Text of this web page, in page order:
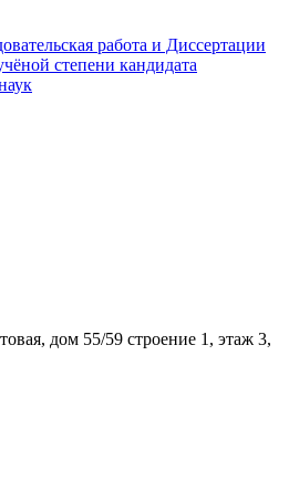
работа и Диссертации
степени кандидата
дом 55/59 строение 1, этаж 3,